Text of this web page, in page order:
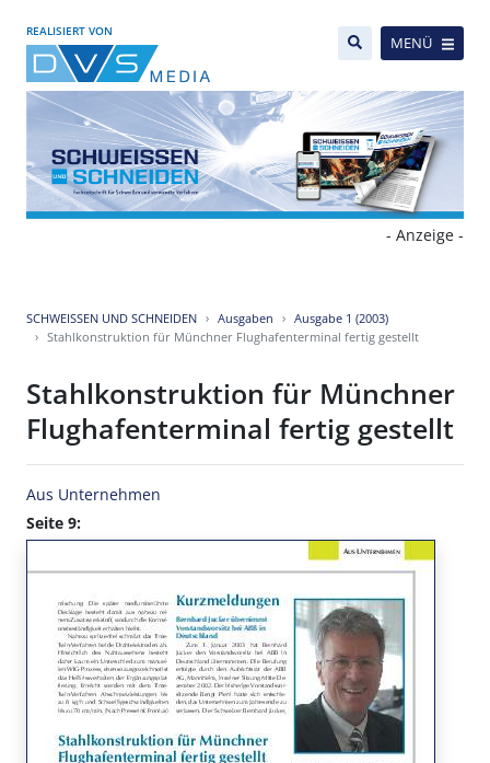
REALISIERT VON
MENÜ
- Anzeige -
SCHWEISSEN UND SCHNEIDEN Ausgaben
Ausgabe 1 (2003)
Stahlkonstruktion für Münchner Flughafenterminal fertig gestellt
Stahlkonstruktion für Münchner
Flughafenterminal fertig gestellt
Aus Unternehmen
Seite 9: